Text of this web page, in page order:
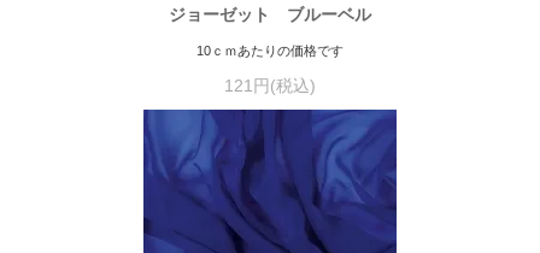
ジョーゼット ブルーベル
10ｃｍあたりの価格です
121円(税込)